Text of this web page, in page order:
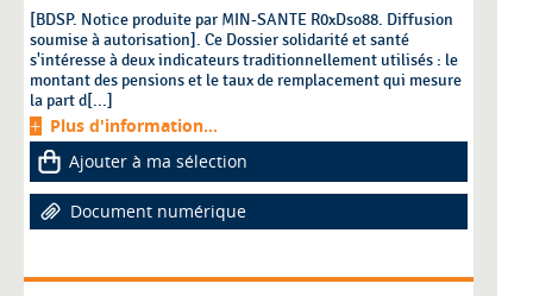
[BDSP. Notice produite par MIN-SANTE R0xDso88. Diffusion
soumise à autorisation]. Ce Dossier solidarité et santé
s'intéresse à deux indicateurs traditionnellement utilisés : le
montant des pensions et le taux de remplacement qui mesure
la part d[...]
Plus d'information...
Ajouter à ma sélection
Document numérique